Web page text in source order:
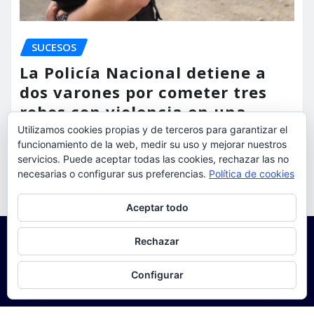
SUCESOS
La Policía Nacional detiene a
dos varones por cometer tres
robos con violencia en una
misma mañana
torrent al dia Ago 7, 2026
Utilizamos cookies propias y de terceros para garantizar el
funcionamiento de la web, medir su uso y mejorar nuestros
servicios. Puede aceptar todas las cookies, rechazar las no
necesarias o configurar sus preferencias. Política de cookies
Aceptar todo
Rechazar
Configurar
Para obtener más información, incluido cómo gestionar las cookies,